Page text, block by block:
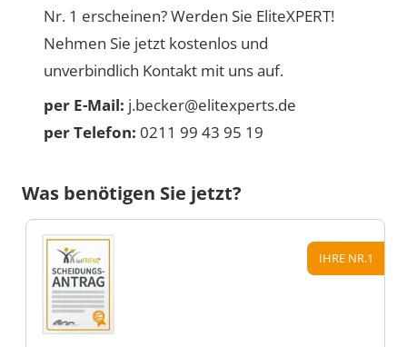
Nr. 1 erscheinen? Werden Sie EliteXPERT!
Nehmen Sie jetzt kostenlos und
unverbindlich Kontakt mit uns auf.
per E-Mail: j.becker@elitexperts.de
per Telefon: 0211 99 43 95 19
Was benötigen Sie jetzt?
IHRE NR.1